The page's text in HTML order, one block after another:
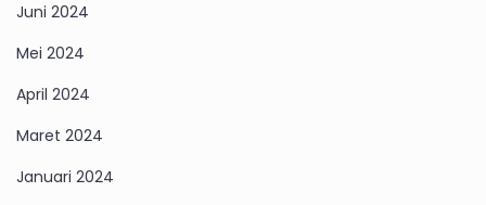
Juni 2024
Mei 2024
April 2024
Maret 2024
Januari 2024